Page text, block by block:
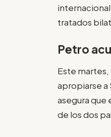
tratados
Petro
Este
apropiarse a
asegura que
de los dos